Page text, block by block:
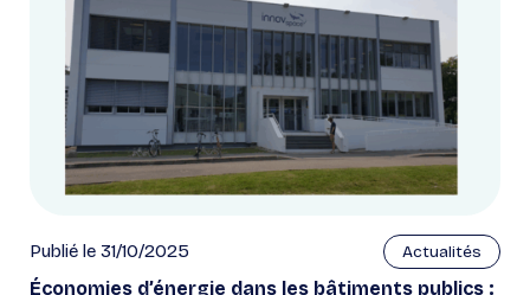
Publié le 31/10/2025 Actualités
Économies d’énergie dans les bâtiments publics :